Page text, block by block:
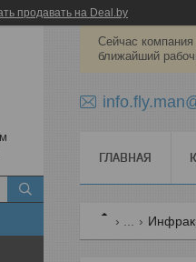
продавать на Deal.by
Сейчас
ближайший
ГЛАВНАЯ